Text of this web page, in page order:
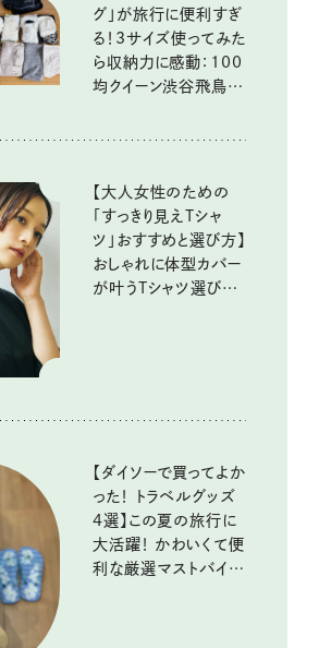
グ」が旅行に便利すぎ
る！3サイズ使ってみた
ら収納力に感動：100
均クイーン渋谷飛鳥の
【大人女性のための
「すっきり見えTシャ
ツ」おすすめと選び方】
おしゃれに体型カバー
が叶うTシャツ選びの
【ダイソーで買ってよか
った！ トラベルグッズ
4選】この夏の旅行に
大活躍！ かわいくて便
利な厳選マストバイア